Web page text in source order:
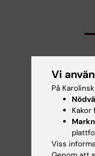
Vi
På
Kakor
Viss